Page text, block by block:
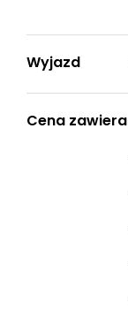
Wyjazd
Cena zawiera